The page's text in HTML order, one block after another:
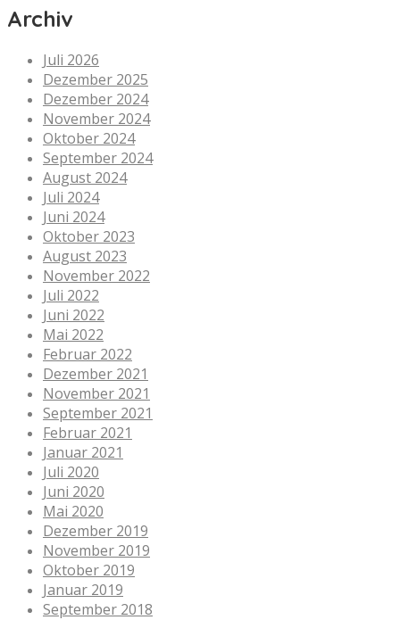
Archiv
Juli 2026
Dezember 2025
Dezember 2024
November 2024
Oktober 2024
September 2024
August 2024
Juli 2024
Juni 2024
Oktober 2023
August 2023
November 2022
Juli 2022
Juni 2022
Mai 2022
Februar 2022
Dezember 2021
November 2021
September 2021
Februar 2021
Januar 2021
Juli 2020
Juni 2020
Mai 2020
Dezember 2019
November 2019
Oktober 2019
Januar 2019
September 2018